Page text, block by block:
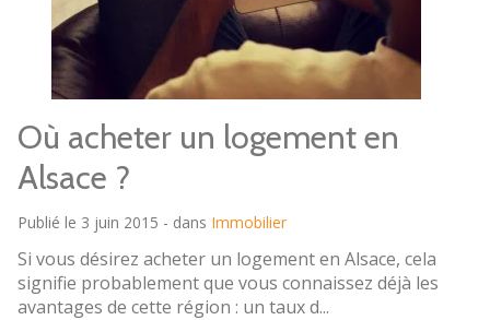
Où acheter un logement en
Alsace ?
Publié le 3 juin 2015 - dans Immobilier
Si vous désirez acheter un logement en Alsace, cela
signifie probablement que vous connaissez déjà les
avantages de cette région : un taux d...